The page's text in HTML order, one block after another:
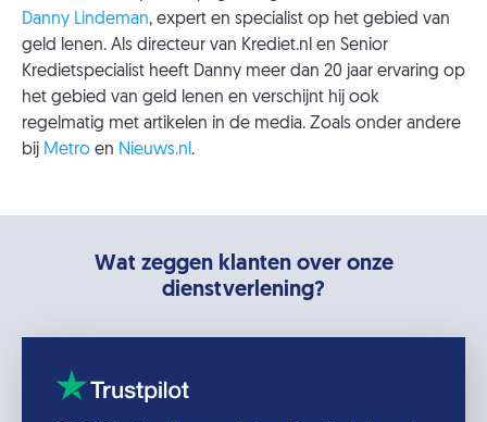
Danny Lindeman, expert en specialist op het gebied van
geld lenen. Als directeur van Krediet.nl en Senior
Kredietspecialist heeft Danny meer dan 20 jaar ervaring op
het gebied van geld lenen en verschijnt hij ook
regelmatig met artikelen in de media. Zoals onder andere
bij Metro en Nieuws.nl .
Wat zeggen klanten over onze
dienstverlening?